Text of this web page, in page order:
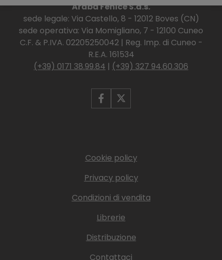
Araba Fenice S.a.s.
sede legale: Via Castello, 8 - 12012 Boves (CN)
sede operativa: Via Momigliano, 7 - 12100 Cuneo
C.F. & P.IVA. 02205250042 | Reg. Imp. di Cuneo -
R.E.A. 161534
(+39) 0171 38.99.84 | (+39) 327 94.60.306
Cookie policy
Privacy policy
Condizioni di vendita
Librerie
Distribuzione
Contattaci